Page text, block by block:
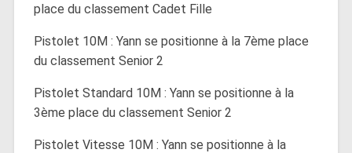
place du classement Cadet Fille
Pistolet 10M : Yann se positionne à la 7ème place
du classement Senior 2
Pistolet Standard 10M : Yann se positionne à la
3ème place du classement Senior 2
Pistolet Vitesse 10M : Yann se positionne à la